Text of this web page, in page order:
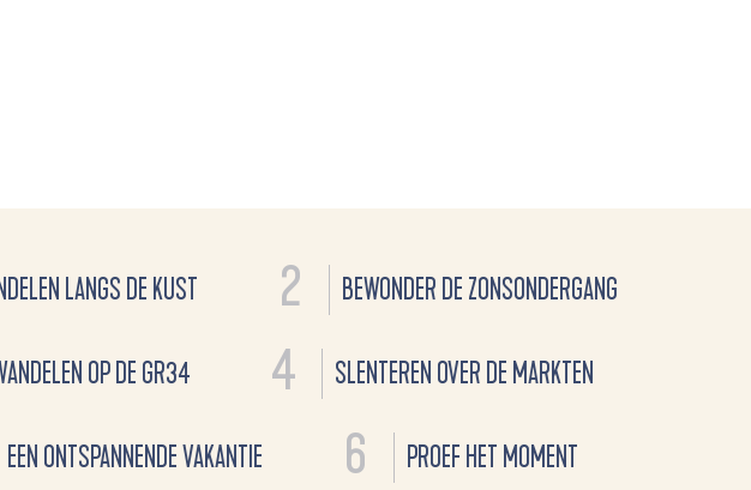
LANGS DE KUST 2 BEWONDER DE ZONSONDERGANG
OP DE GR34 4 SLENTEREN OVER DE MARKTEN
EEN ONTSPANNENDE VAKANTIE 6 PROEF HET MOMENT